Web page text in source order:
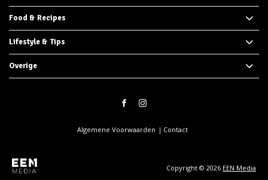
Food & Recipes
Lifestyle & Tips
Overige
Copyright © 2026 EEN Media
Algemene Voorwaarden Contact